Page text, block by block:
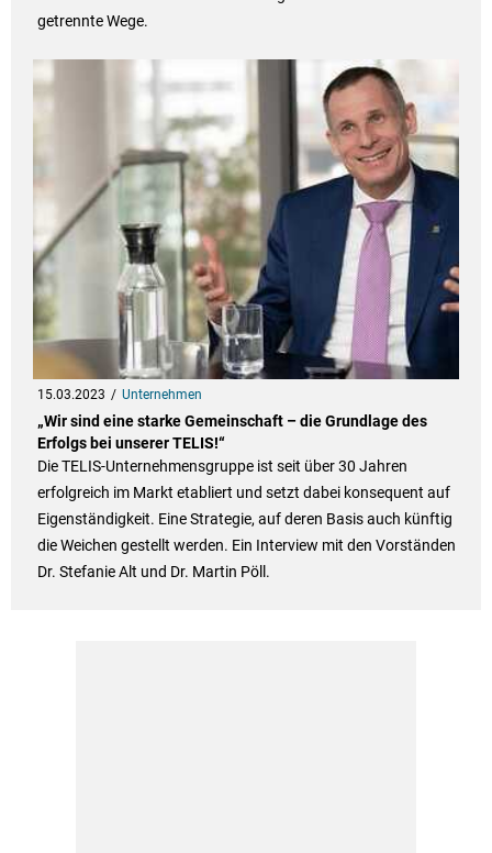
getrennte Wege.
15.03.2023 Unternehmen
„Wir sind eine starke Gemeinschaft – die Grundlage des
Erfolgs bei unserer TELIS!“
Die TELIS-Unternehmensgruppe ist seit über 30 Jahren
erfolgreich im Markt etabliert und setzt dabei konsequent auf
Eigenständigkeit. Eine Strategie, auf deren Basis auch künftig
die Weichen gestellt werden. Ein Interview mit den Vorständen
Dr. Stefanie Alt und Dr. Martin Pöll.